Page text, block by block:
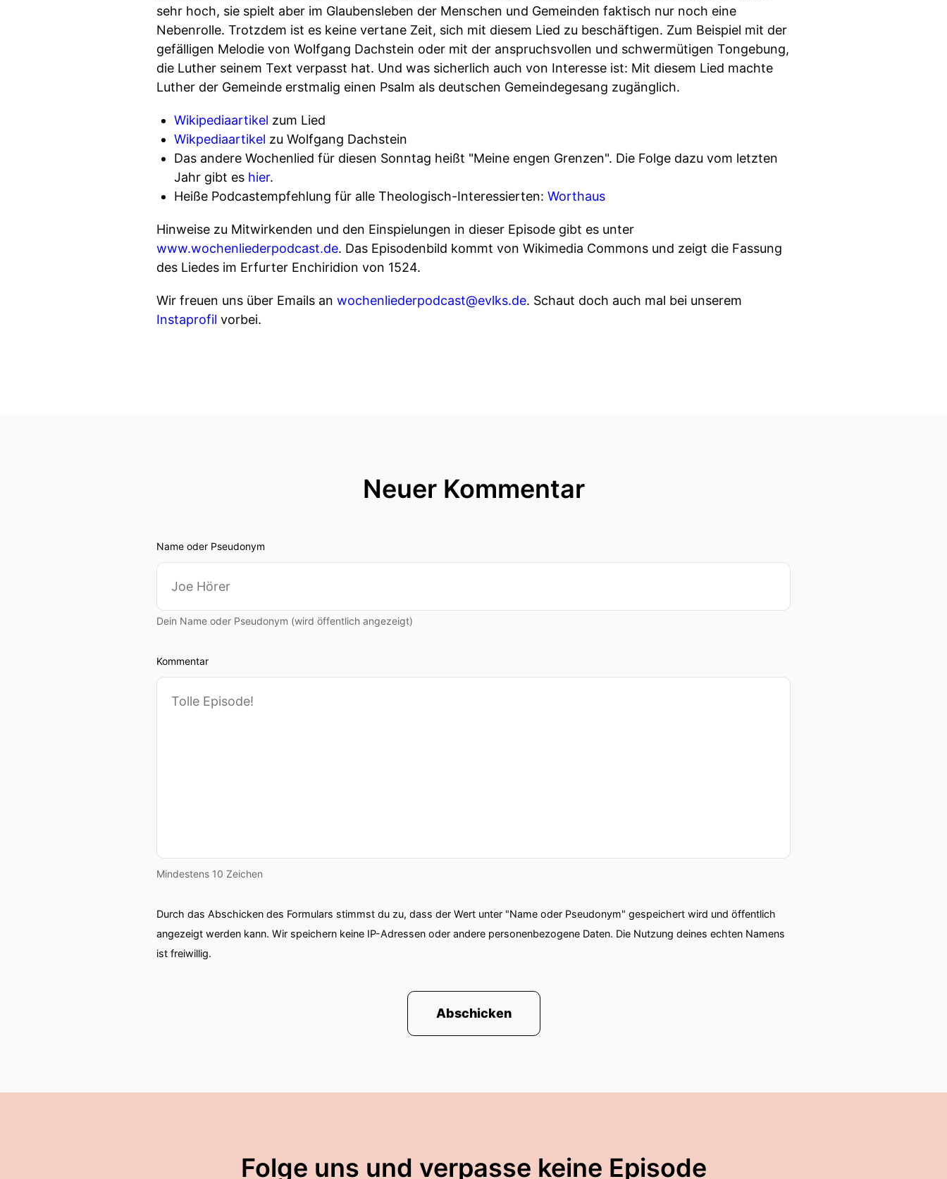
sehr hoch, sie spielt aber im Glaubensleben der Menschen und Gemeinden faktisch nur noch eine
Nebenrolle. Trotzdem ist es keine vertane Zeit, sich mit diesem Lied zu beschäftigen. Zum Beispiel mit der
gefälligen Melodie von Wolfgang Dachstein oder mit der anspruchsvollen und schwermütigen Tongebung,
die Luther seinem Text verpasst hat. Und was sicherlich auch von Interesse ist: Mit diesem Lied machte
Luther der Gemeinde erstmalig einen Psalm als deutschen Gemeindegesang zugänglich.
Wikipediaartikel zum Lied
Wikpediaartikel zu Wolfgang Dachstein
Das andere Wochenlied für diesen Sonntag heißt "Meine engen Grenzen". Die Folge dazu vom letzten
Jahr gibt es hier.
Heiße Podcastempfehlung für alle Theologisch-Interessierten: Worthaus
Hinweise zu Mitwirkenden und den Einspielungen in dieser Episode gibt es unter
www.wochenliederpodcast.de. Das Episodenbild kommt von Wikimedia Commons und zeigt die Fassung
des Liedes im Erfurter Enchiridion von 1524.
Wir freuen uns über Emails an wochenliederpodcast@evlks.de. Schaut doch auch mal bei unserem
Instaprofil vorbei.
Neuer Kommentar
Name oder Pseudonym
Dein Name oder Pseudonym (wird öffentlich angezeigt)
Kommentar
Mindestens 10 Zeichen
Durch das Abschicken des Formulars stimmst du zu, dass der Wert unter "Name oder Pseudonym" gespeichert wird und öffentlich
angezeigt werden kann. Wir speichern keine IP-Adressen oder andere personenbezogene Daten. Die Nutzung deines echten Namens
ist freiwillig.
Abschicken
Folge uns und verpasse keine Episode